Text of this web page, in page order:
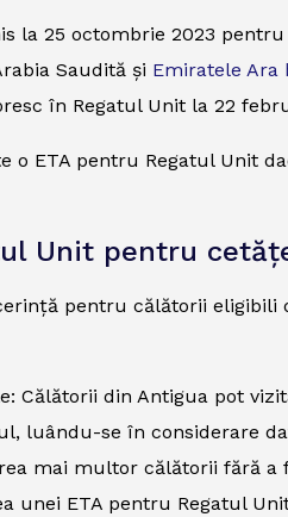
la 25 octombrie 2023
Saudită și Emiratele Ara
în Regatul Unit la 22
o ETA pentru Regatul Unit
Unit pentru
pentru călătorii eligibili
Călătorii din Antigua pot
luându-se în considerare
mai multor călătorii fără a
unei ETA pentru Regatul